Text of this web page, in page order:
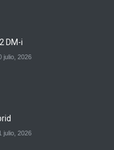
DM-i
julio, 2026
julio, 2026